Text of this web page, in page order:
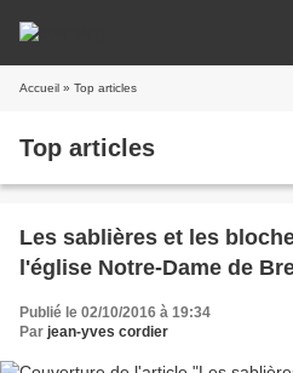
Accueil » Top articles
Top articles
Les sablières et les
l'église Notre-Dame de
Publié le 02/10/2016 à 19:34
Par jean-yves cordier